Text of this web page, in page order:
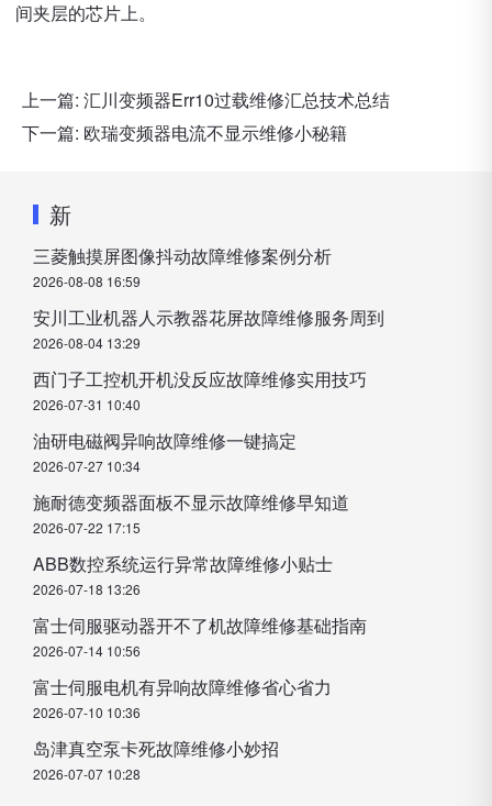
间夹层的芯片上。
上一篇: 汇川变频器Err10过载维修汇总技术总结
下一篇: 欧瑞变频器电流不显示维修小秘籍
新
三菱触摸屏图像抖动故障维修案例分析
2026-08-08 16:59
安川工业机器人示教器花屏故障维修服务周到
2026-08-04 13:29
西门子工控机开机没反应故障维修实用技巧
2026-07-31 10:40
油研电磁阀异响故障维修一键搞定
2026-07-27 10:34
施耐德变频器面板不显示故障维修早知道
2026-07-22 17:15
ABB数控系统运行异常故障维修小贴士
2026-07-18 13:26
富士伺服驱动器开不了机故障维修基础指南
2026-07-14 10:56
富士伺服电机有异响故障维修省心省力
2026-07-10 10:36
岛津真空泵卡死故障维修小妙招
2026-07-07 10:28